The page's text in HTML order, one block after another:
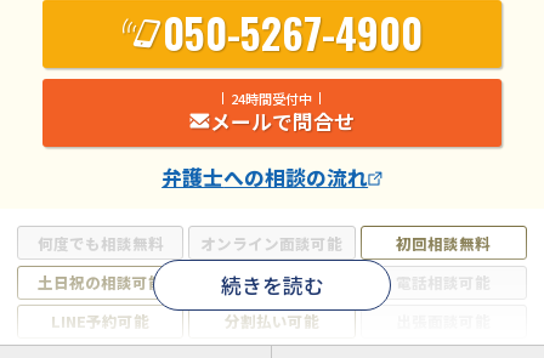
何度でも相談無料 オンライン面談可能
初回相談無料
土日祝の相談可能
19時以降電話可能
電話相談可能
LINE予約可能
分割払い可能
続きを読む
050-5267-4900
24時間受付中
メールで問合せ
弁護士への相談の流れ